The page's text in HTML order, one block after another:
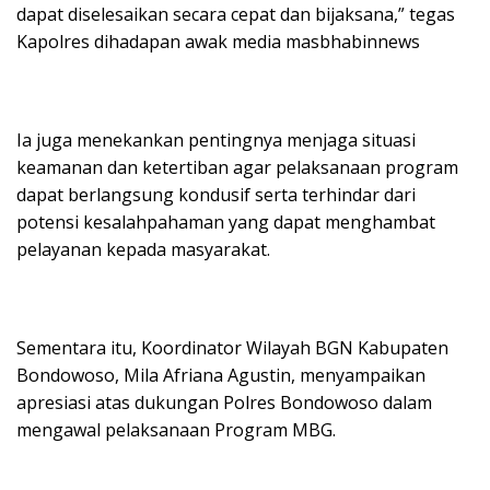
dapat diselesaikan secara cepat dan bijaksana,” tegas
Kapolres dihadapan awak media masbhabinnews
Ia juga menekankan pentingnya menjaga situasi
keamanan dan ketertiban agar pelaksanaan program
dapat berlangsung kondusif serta terhindar dari
potensi kesalahpahaman yang dapat menghambat
pelayanan kepada masyarakat.
Sementara itu, Koordinator Wilayah BGN Kabupaten
Bondowoso, Mila Afriana Agustin, menyampaikan
apresiasi atas dukungan Polres Bondowoso dalam
mengawal pelaksanaan Program MBG.